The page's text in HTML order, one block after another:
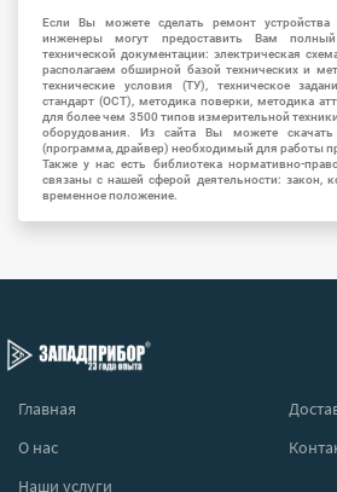
Если Вы можете сделать ремонт устройства
инженеры могут предоставить Вам
технической документации: электрическая
располагаем обширной базой технических и
технические условия (ТУ), техническое
стандарт (ОСТ), методика поверки, методика
для более чем 3500 типов измерительной
оборудования. Из сайта Вы можете
(программа, драйвер) необходимый для работы
Также у нас есть библиотека нормативно-
связаны с нашей сферой деятельности: закон,
временное положение.
Главная
О нас
Наши услуги